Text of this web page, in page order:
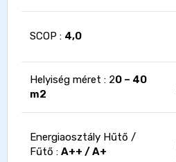
SCOP : 4,0
Helyiség méret : 20 – 40
m2
Energiaosztály Hűtő /
Fűtő : A++ / A+